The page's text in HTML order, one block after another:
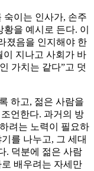
숙이는 인사가, 손주
을 예시로 든다. 이
졌음을 인지해야 한
이 지나고 사회가 바
가치는 같다”고 덧
하고, 젊은 사람을
언한다. 과거의 방
려는 노력이 필요하
를 나누고, 그 세대
. 덕분에 젊은 사람
배우려는 자세만